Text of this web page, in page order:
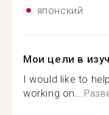
японский
Мои цели в
I would like to
working on...